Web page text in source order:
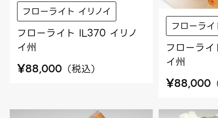
フローライト イリノイ
フローライト IL370 イリノ
イ州
¥88,000 （税込）
フローラ
フローラ
イ州
¥88,000